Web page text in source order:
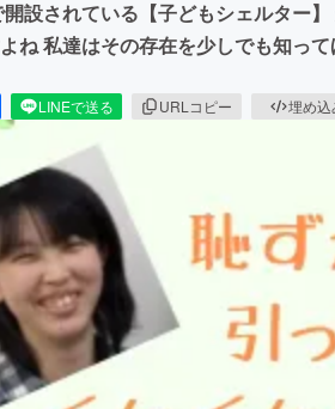
設されている【子どもシェルター】
ね 私達はその存在を少しでも知っ
LINEで送る URLコピー 埋め込